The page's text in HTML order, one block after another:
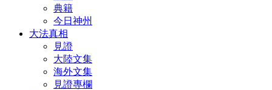
典籍
今日神州
大法真相
見證
大陸文集
海外文集
見證專欄